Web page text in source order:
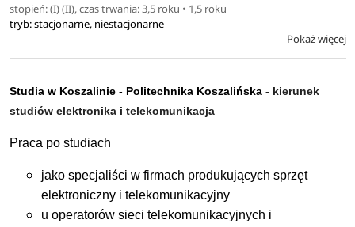
stopień: (I) (II), czas trwania: 3,5 roku • 1,5 roku
tryb: stacjonarne, niestacjonarne
Pokaż więcej
Studia w Koszalinie - Politechnika Koszalińska - kierunek
studiów elektronika i telekomunikacja
Praca po studiach
jako specjaliści w firmach produkujących sprzęt
elektroniczny i telekomunikacyjny
u operatorów sieci telekomunikacyjnych i